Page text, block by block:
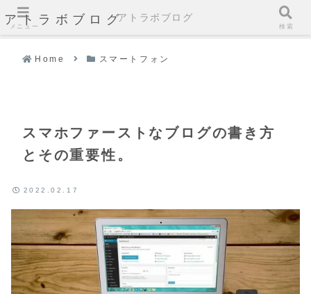
アトラボブログ
Home スマートフォン
スマホファーストなブログの書き方
とその重要性。
2022.02.17
メニュー
アトラボブログ
検索